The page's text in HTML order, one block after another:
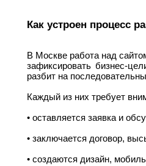
Как устроен процесс
В Москве работа над
зафиксировать бизнес-
разбит на
Каждый из них требует
• оставляется заявка и
• заключается договор,
• создаются дизайн,